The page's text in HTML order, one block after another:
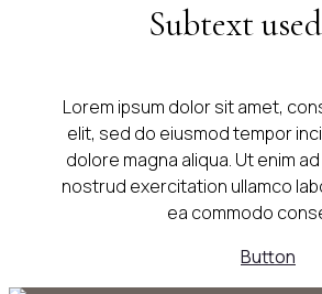
Subtext
Lorem ipsum dolor sit amet,
elit, sed do eiusmod tempor
dolore magna aliqua. Ut enim
nostrud exercitation ullamco
ea commodo
Button